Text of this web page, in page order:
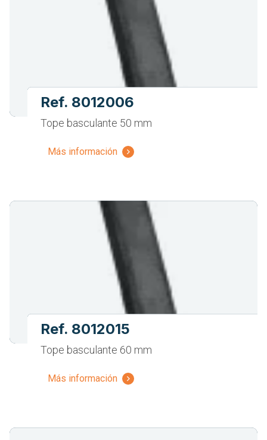
Ref. 8012006
Tope basculante 50 mm
Más información
Ref. 8012015
Tope basculante 60 mm
Más información